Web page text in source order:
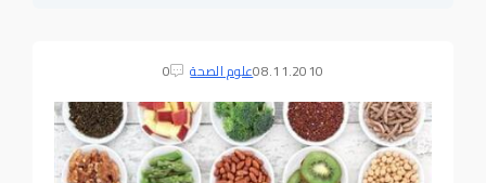
08.11.2010علوم الصحة 0